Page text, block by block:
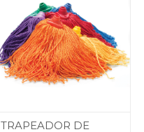
TRAPEADOR DE